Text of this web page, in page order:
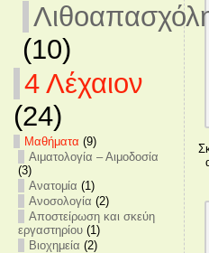
(10)
4 Λέχαιον
(24)
Mαθήματα (9)
Αιματολογία – Αιμοδοσία
(3)
Ανατομία (1)
Ανοσολογία (2)
Αποστείρωση και σκεύη
εργαστηρίου(1)
Βιοχημεία (2)